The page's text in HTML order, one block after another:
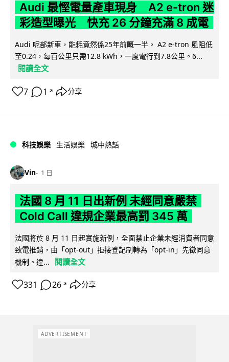
Audi 最慳電量產車現身 A2 e-tron 迷
彩造型曝光 快充 26 分鐘充滿 8 成電
Audi 呢部新車，能耗竟然係25年前嘅一半。 A2 e-tron 風阻低
至0.24，每百公里只需12.8 kWh，一度電行到7.8公里。6...
閱讀全文
7 1 ↗ 分享
科技娛樂 生活娛樂 城中熱話
Vin 1 日
法國 8 月 11 日出新例 未經同意嚴禁
Cold Call 違規企業最高罰 345 萬
法國將於 8 月 11 日起實施新例，全面禁止企業未經消費者同意
致電推銷，由「opt-out」拒接登記制轉為「opt-in」先徵同意
機制。違...
閱讀全文
331 26 ↗ 分享
ADVERTISEMENT